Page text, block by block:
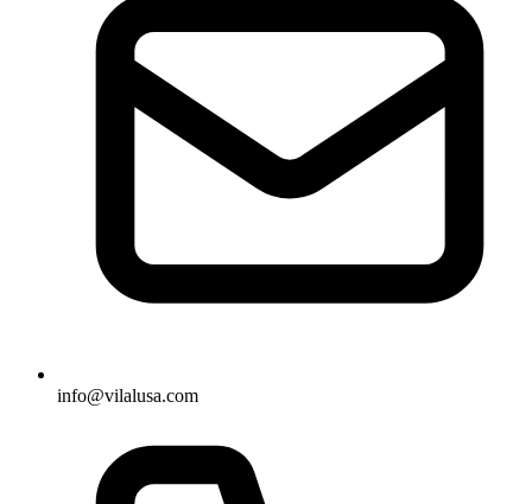
info@vilalusa.com